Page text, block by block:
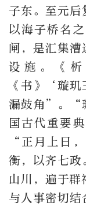
子东。至元后
以海子桥名
闸，是汇集漕
设施。《
《书》‘璇
漏鼓角”。“
国古代重要
“正月上日
衡，以齐七政
山川，遍于
与人事密切结